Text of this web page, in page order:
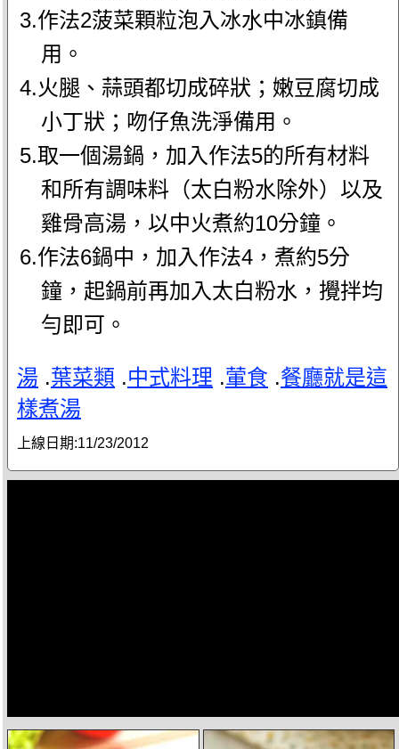
3.作法2菠菜顆粒泡入冰水中冰鎮備
用。
4.火腿、蒜頭都切成碎狀；嫩豆腐切成
小丁狀；吻仔魚洗淨備用。
5.取一個湯鍋，加入作法5的所有材料
和所有調味料（太白粉水除外）以及
雞骨高湯，以中火煮約10分鐘。
6.作法6鍋中，加入作法4，煮約5分
鐘，起鍋前再加入太白粉水，攪拌均
勻即可。
湯 .葉菜類 .中式料理 .葷食 .餐廳就是這
樣煮湯
上線日期:11/23/2012